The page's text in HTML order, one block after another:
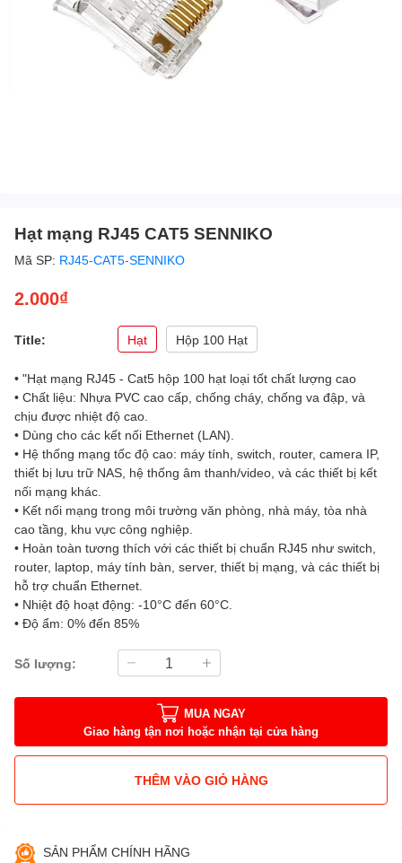
Hạt mạng RJ45 CAT5 SENNIKO
Mã SP: RJ45-CAT5-SENNIKO
2.000₫
Title: Hạt Hộp 100 Hạt
• "Hạt mạng RJ45 - Cat5 hộp 100 hạt loại tốt chất lượng cao
• Chất liệu: Nhựa PVC cao cấp, chống cháy, chống va đập, và
chịu được nhiệt độ cao.
• Dùng cho các kết nối Ethernet (LAN).
• Hệ thống mạng tốc độ cao: máy tính, switch, router, camera IP,
thiết bị lưu trữ NAS, hệ thống âm thanh/video, và các thiết bị kết
nối mạng khác.
• Kết nối mạng trong môi trường văn phòng, nhà máy, tòa nhà
cao tầng, khu vực công nghiệp.
• Hoàn toàn tương thích với các thiết bị chuẩn RJ45 như switch,
router, laptop, máy tính bàn, server, thiết bị mạng, và các thiết bị
hỗ trợ chuẩn Ethernet.
• Nhiệt độ hoạt động: -10°C đến 60°C.
• Độ ẩm: 0% đến 85%
Số lượng:
MUA NGAY
Giao hàng tận nơi hoặc nhận tại cửa hàng
THÊM VÀO GIỎ HÀNG
SẢN PHẨM CHÍNH HÃNG